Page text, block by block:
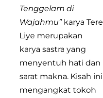
Tenggelam di
Wajahmu” karya Tere
Liye merupakan
karya sastra yang
menyentuh hati dan
sarat makna. Kisah ini
mengangkat tokoh